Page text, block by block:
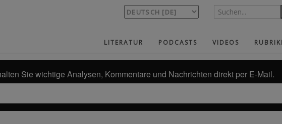
LITERATUR PODCASTS VIDEOS
Sie wichtige Analysen, Kommentare und Nachrichten direkt per E-Mail.